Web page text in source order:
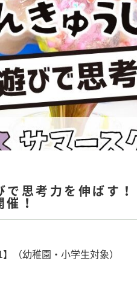
思考力を伸ばす
！
（幼稚園・小学生対象）